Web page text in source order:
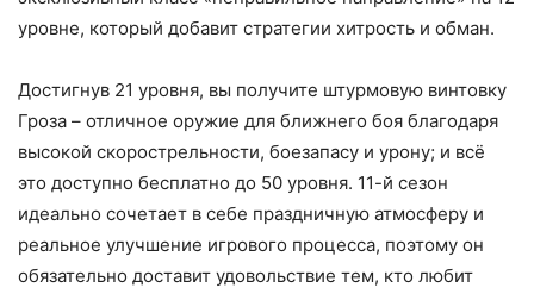
уровне, который добавит стратегии хитрость и обман.
Достигнув 21 уровня, вы получите штурмовую винтовку
Гроза – отличное оружие для ближнего боя благодаря
высокой скорострельности, боезапасу и урону; и всё
это доступно бесплатно до 50 уровня. 11-й сезон
идеально сочетает в себе праздничную атмосферу и
реальное улучшение игрового процесса, поэтому он
обязательно доставит удовольствие тем, кто любит